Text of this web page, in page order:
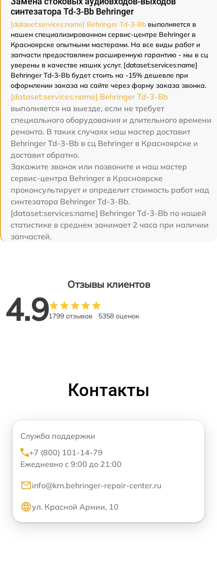
синтезатора Td-3-Bb Behringer
[dataset:services:name] Behringer Td-3-Bb выполняется в
нашем специализированном сервис-центре Behringer в
Красноярске опытными мастерами. На все виды работ и
запчасти предоставляем расширенную гарантию - мы в сц
уверены в качестве наших услуг. [dataset:services:name]
Behringer Td-3-Bb будет стоить на -15% дешевле при
оформлении заказа на сайте через форму заказа звонка.
[dataset:services:name] Behringer Td-3-Bb
выполняется на выезде, если не требует
специального оборудования и длительного времени
ремонта. В таких случаях наш мастер доставит
Behringer Td-3-Bb в сц Behringer в Красноярске и
доставит обратно.
Закажите звонок или позвоните и наш мастер
сервис-центра Behringer в Красноярске
проконсультирует и определит стоимость работ над
синтезатора Behringer Td-3-Bb.
[dataset:services:name] Behringer Td-3-Bb по нашей
статистике в среднем занимает 2 часа при наличии
запчастей.
Отзывы клиентов
4.91799 отзывов 5358 оценок
Контакты
Служба поддержки
+7 (800) 101-14-79
Ежедневно с 9:00 до 21:00
info@krn.behringer-repair-center.ru
ул. Красной Армии, 10